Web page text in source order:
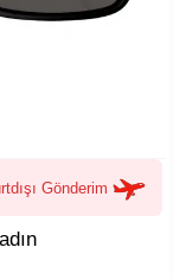
Gönderim